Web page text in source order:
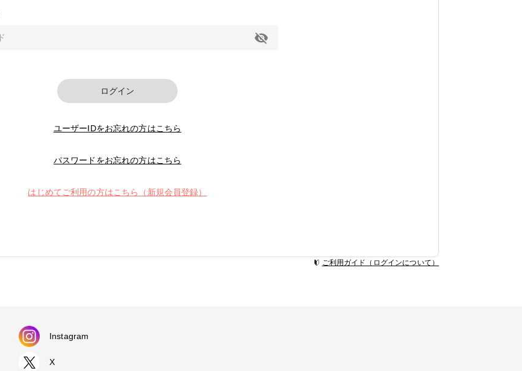
ログイン
ユーザーIDをお忘れの方はこちら
パスワードをお忘れの方はこちら
はじめてご利用の方はこちら（新規会員登録）
ご利用ガイド（ログインについて）
Instagram
X